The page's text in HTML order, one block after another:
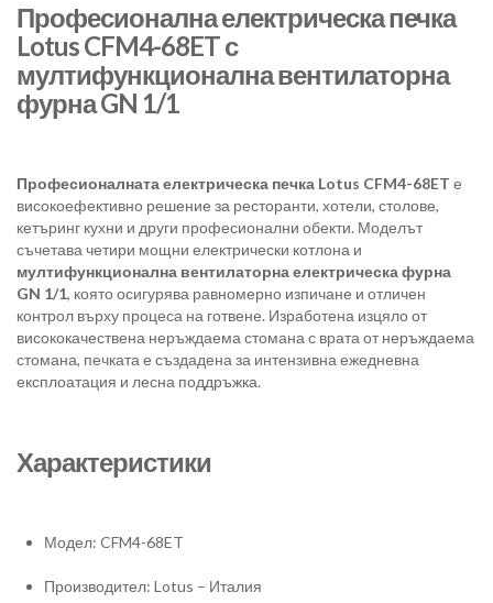
Професионална електрическа печка
Lotus CFM4-68ET с
мултифункционална вентилаторна
фурна GN 1/1
Професионалната електрическа печка Lotus CFM4-68ET е
високоефективно решение за ресторанти, хотели, столове,
кетъринг кухни и други професионални обекти. Моделът
съчетава четири мощни електрически котлона и
мултифункционална вентилаторна електрическа фурна
GN 1/1, която осигурява равномерно изпичане и отличен
контрол върху процеса на готвене. Изработена изцяло от
висококачествена неръждаема стомана с врата от неръждаема
стомана, печката е създадена за интензивна ежедневна
експлоатация и лесна поддръжка.
Характеристики
Модел: CFM4-68ET
Производител: Lotus – Италия